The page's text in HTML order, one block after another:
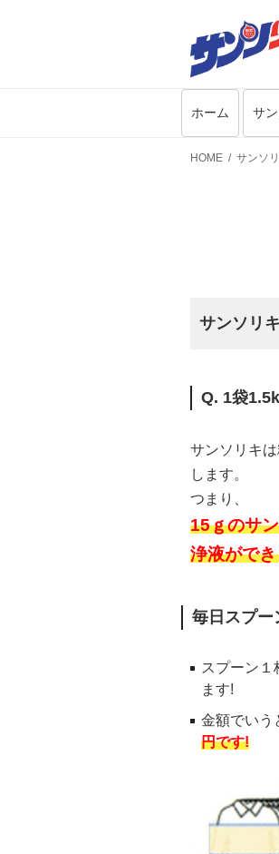
ホーム サ
HOME サンソ
サンソリ
Q. 1袋
サンソリキ
します。
つまり、
15ｇのサ
浄液がで
毎日スプー
スプーン１
ます!
金額でいう
円です!